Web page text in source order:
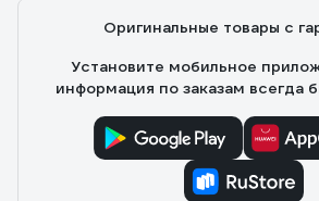
Оригинальные товары с
Установите мобильное
информация по заказам всегда